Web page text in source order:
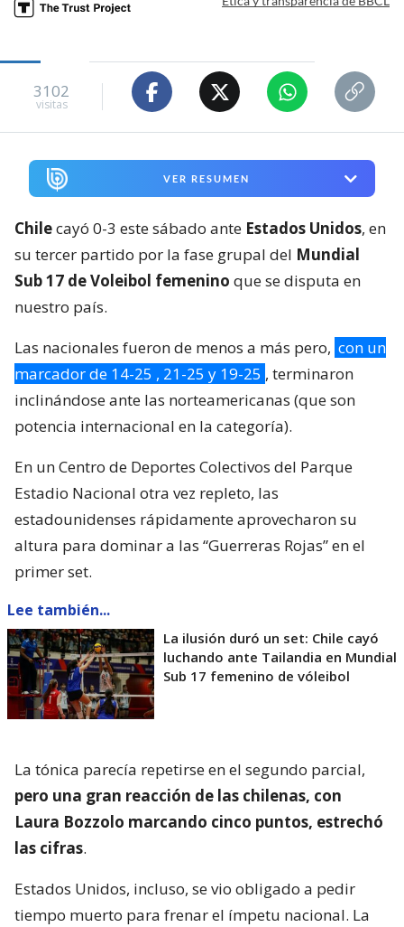
3102
visitas
VER RESUMEN
Chilecayó 0-3 este sábado ante Estados Unidos, en
su tercer partido por la fase grupal del Mundial
Sub 17 de Voleibol femenino que se disputa en
nuestro país.
Las nacionales fueron de menos a más pero, con un
marcador de 14-25 , 21-25 y 19-25 , terminaron
inclinándose ante las norteamericanas (que son
potencia internacional en la categoría).
En un Centro de Deportes Colectivos del Parque
Estadio Nacional otra vez repleto, las
estadounidenses rápidamente aprovecharon su
altura para dominar a las “Guerreras Rojas” en el
primer set.
Lee también...
La ilusión duró un set: Chile cayó
luchando ante Tailandia en Mundial
Sub 17 femenino de vóleibol
La tónica parecía repetirse en el segundo parcial,
pero una gran reacción de las chilenas, con
Laura Bozzolo marcando cinco puntos, estrechó
las cifras.
Estados Unidos, incluso, se vio obligado a pedir
tiempo muerto para frenar el ímpetu nacional. La